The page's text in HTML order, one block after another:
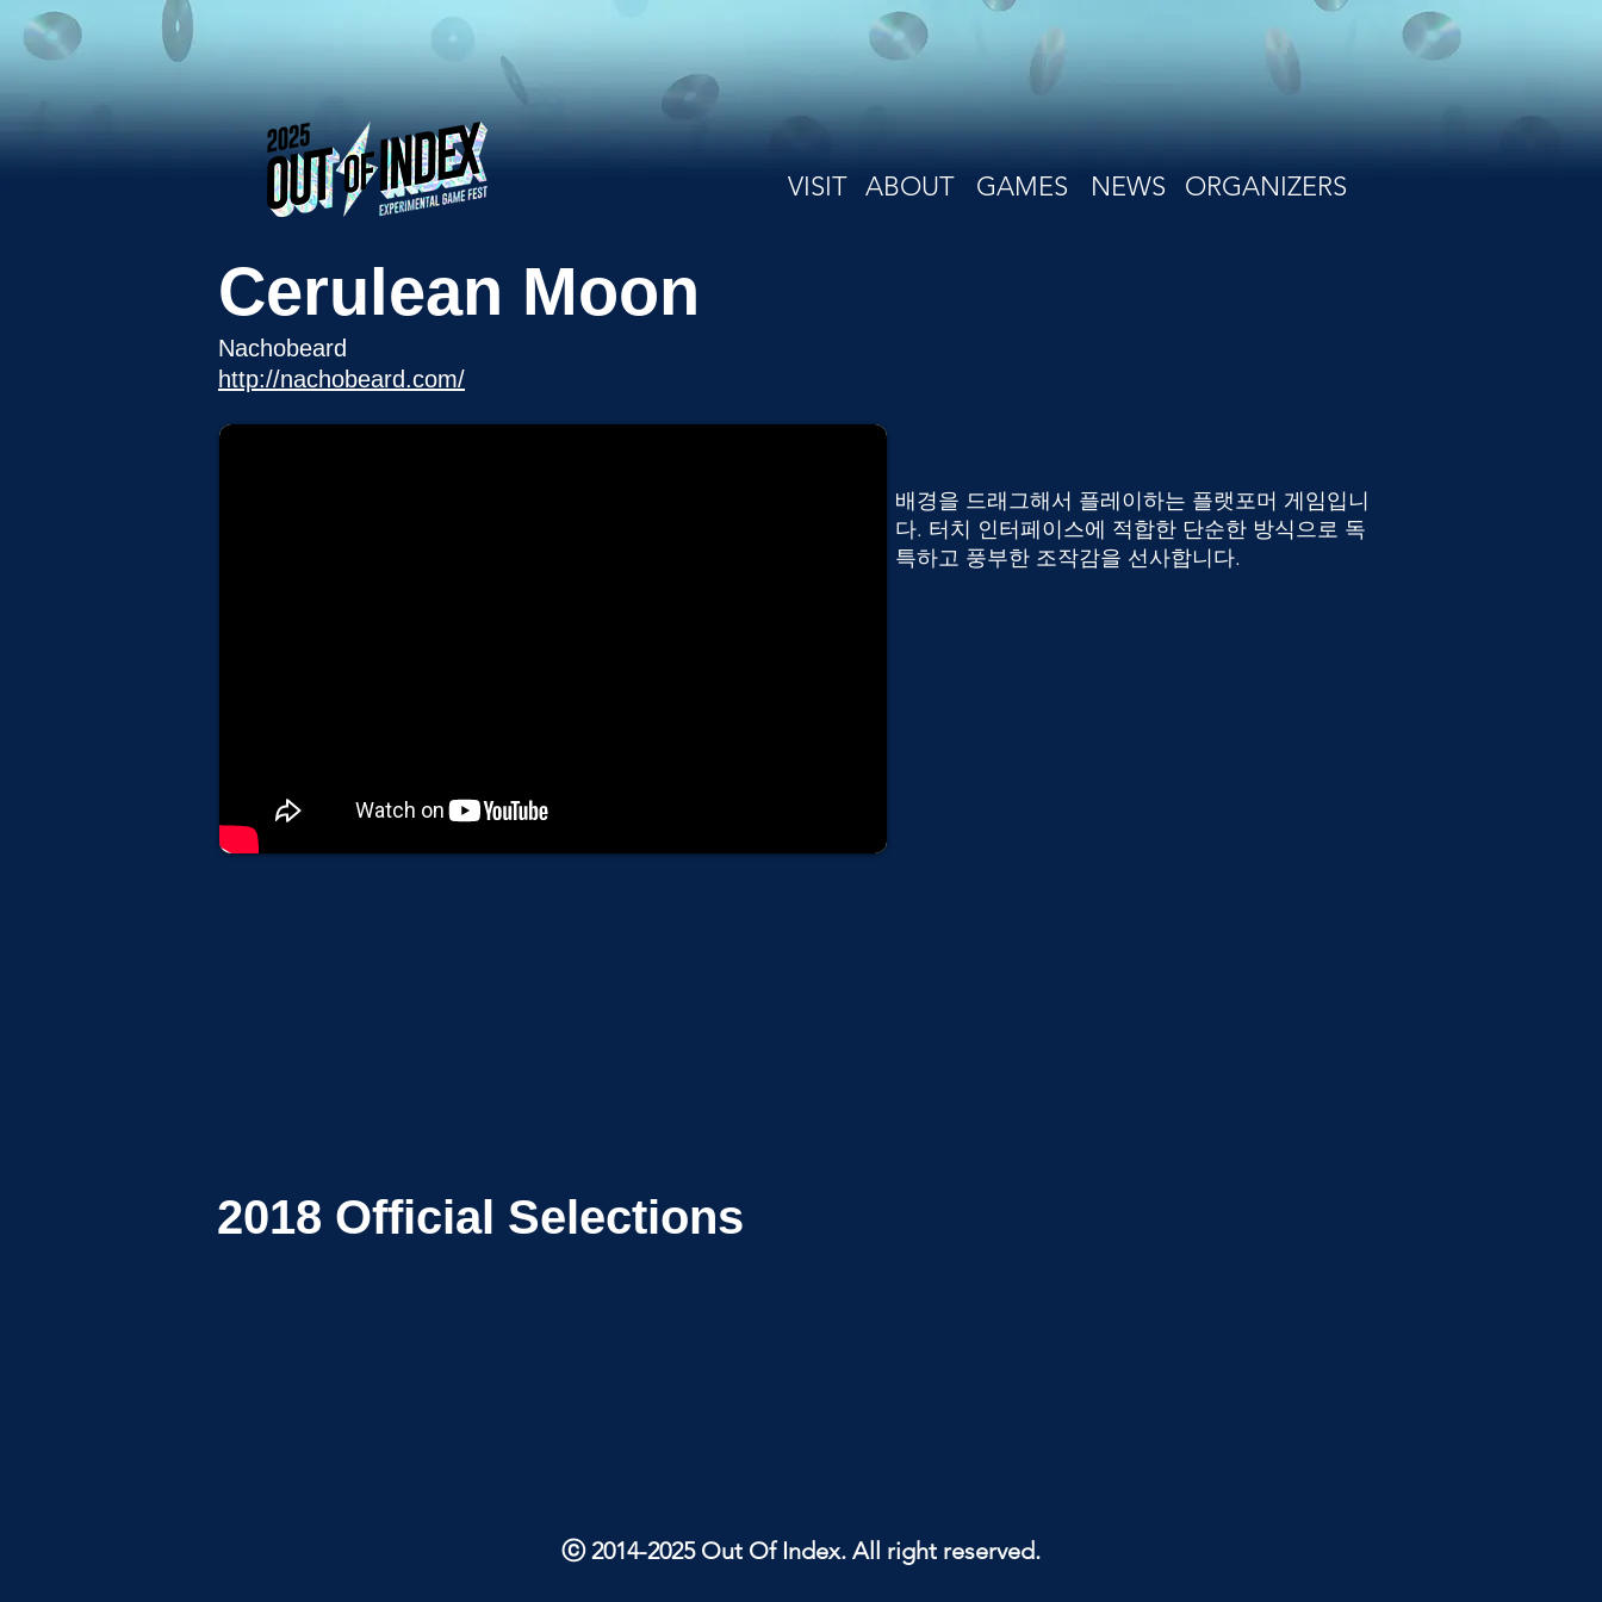
VISIT ABOUT GAMES NEWS ORGANIZERS
Cerulean Moon
Nachobeard
http://nachobeard.com/
배경을 드래그해서 플레이하는 플랫포머 게임입니
다. 터치 인터페이스에 적합한 단순한 방식으로 독
특하고 풍부한 조작감을 선사합니다.
2018 Official Selections
ⓒ 2014-2025 Out Of Index. All right reserved.